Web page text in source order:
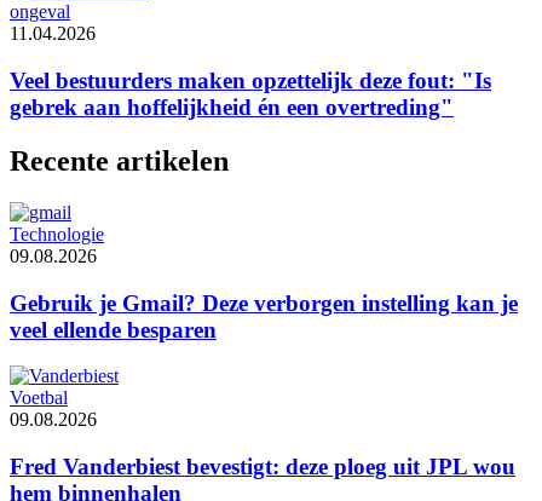
ongeval
11.04.2026
Veel bestuurders maken opzettelijk deze fout: "Is
gebrek aan hoffelijkheid én een overtreding"
Recente artikelen
Technologie
09.08.2026
Gebruik je Gmail? Deze verborgen instelling kan je
veel ellende besparen
Voetbal
09.08.2026
Fred Vanderbiest bevestigt: deze ploeg uit JPL wou
hem binnenhalen